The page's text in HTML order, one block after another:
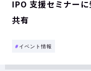
IPO 支援セミナー
共有
# イベント情報